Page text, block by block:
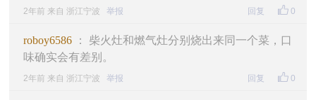
0
2年前 来自 浙江宁波 举报 回复
roboy6586 ： 柴火灶和燃气灶分别烧出来同一个菜，口
味确实会有差别。
0
2年前 来自 浙江宁波 举报 回复